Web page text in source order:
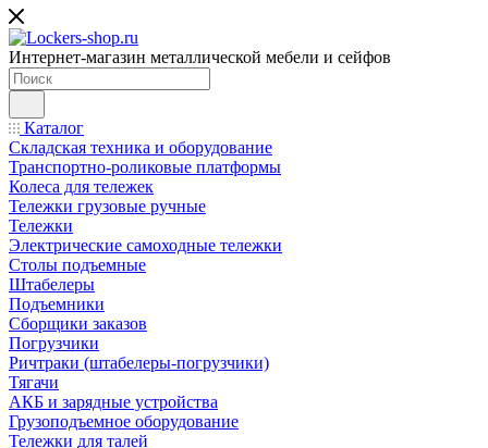
Интернет-магазин металлической мебели и сейфов
Каталог
Складская техника и оборудование
Транспортно-роликовые платформы
Колеса для тележек
Тележки грузовые ручные
Тележки
Электрические самоходные тележки
Столы подъемные
Штабелеры
Подъемники
Сборщики заказов
Погрузчики
Ричтраки (штабелеры-погрузчики)
Тягачи
АКБ и зарядные устройства
Грузоподъемное оборудование
Тележки для талей